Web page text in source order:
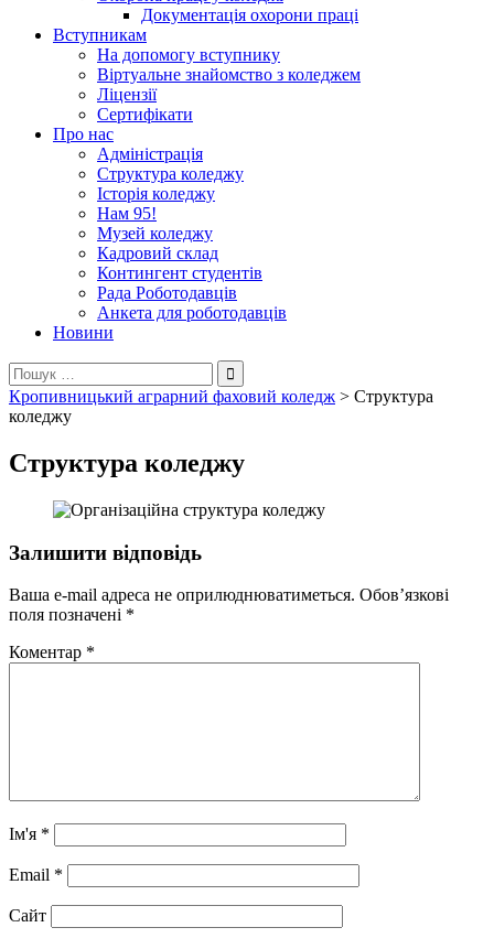
Документація охорони праці
Вступникам
На допомогу вступнику
Віртуальне знайомство з коледжем
Ліцензії
Сертифікати
Про нас
Адміністрація
Структура коледжу
Історія коледжу
Нам 95!
Музей коледжу
Кадровий склад
Контингент студентів
Рада Роботодавців
Анкета для роботодавців
Новини
Пошук:
Кропивницький аграрний фаховий коледж > Структура
коледжу
Структура коледжу
Залишити відповідь
Ваша e-mail адреса не оприлюднюватиметься. Обов’язкові
поля позначені *
Коментар *
Ім'я *
Email *
Сайт